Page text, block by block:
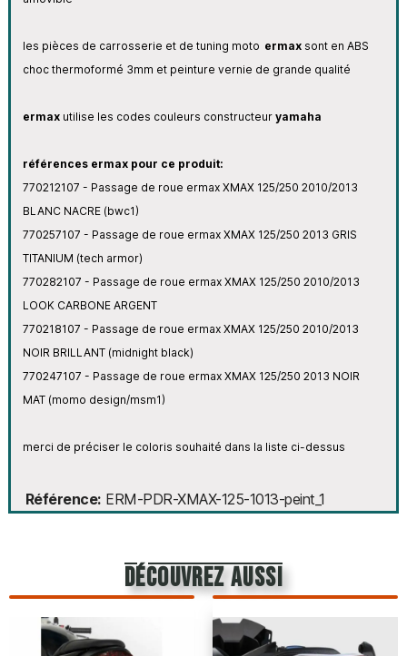
les pièces de carrosserie et de tuning moto ermaxsont en ABS
choc thermoformé 3mm et peinture vernie de grande qualité
ermax utilise les codes couleurs constructeur yamaha
références ermax pour ce produit:
770212107 - Passage de roue ermax XMAX 125/250 2010/2013
BLANC NACRE (bwc1)
770257107 - Passage de roue ermax XMAX 125/250 2013 GRIS
TITANIUM (tech armor)
770282107 - Passage de roue ermax XMAX 125/250 2010/2013
LOOK CARBONE ARGENT
770218107 - Passage de roue ermax XMAX 125/250 2010/2013
NOIR BRILLANT (midnight black)
770247107 - Passage de roue ermax XMAX 125/250 2013 NOIR
MAT (momo design/msm1)
merci de préciser le coloris souhaité dans la liste ci-dessus
Référence ERM-PDR-XMAX-125-1013-peint_1
découvrez aussi